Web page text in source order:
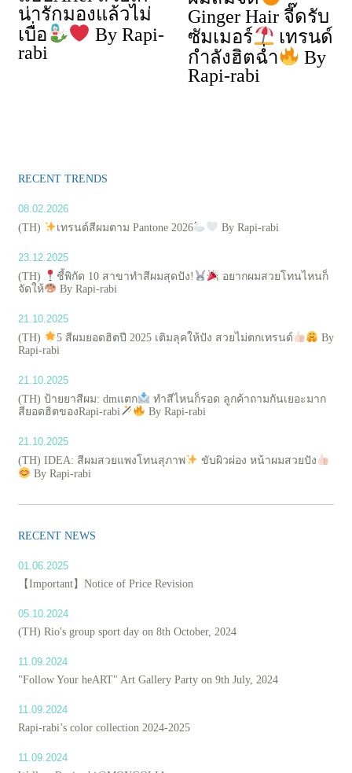
RECENT TRENDS
08.02.2026
(TH)
เทรนด์สีผมตาม Pantone 2026 By Rapi-rabi
23.12.2025
(TH)
ชี้พิกัด 10 สาขาทำสีผมสุดปัง!
อยากผมสวยโทนไหนก็
จัดให้
By Rapi-rabi
21.10.2025
(TH)
5 สีผมยอดฮิตปี 2025 เติมลุคให้ปัง สวยไม่ตกเทรนด์
By
Rapi-rabi
21.10.2025
(TH) ป้ายยาสีผม: dmแตก
ทำสีไหนก็รอด ลูกค้าถามกันเยอะมาก
สียอดฮิตของRapi-rabi
By Rapi-rabi
21.10.2025
(TH) IDEA: สีผมสวยแพงโทนสุภาพ
ขับผิวผ่อง หน้าผมสวยปัง
By Rapi-rabi
RECENT NEWS
01.06.2025
【Important】Notice of Price Revision
05.10.2024
(TH) Rio's group sport day on 8th October, 2024
11.09.2024
"Follow Your heART" Art Gallery Party on 9th July, 2024
11.09.2024
Rapi-rabi’s color collection 2024-2025
11.09.2024
น่ารักมองแล้วไม่
เบื่อ
By Rapi-
rabi
Ginger Hair จี๊ดรับ
ซัมเมอร์
เทรนด์
กำลังฮิตฉ่ำ
By
Rapi-rabi